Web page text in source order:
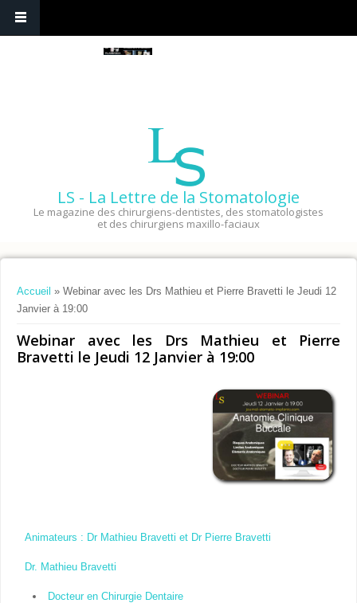
LS - La Lettre de la Stomatologie
Le magazine des chirurgiens-dentistes, des stomatologistes
et des chirurgiens maxillo-faciaux
Vous êtes ici
Accueil » Webinar avec les Drs Mathieu et Pierre Bravetti le Jeudi 12
Janvier à 19:00
Webinar avec les Drs Mathieu et Pierre
Bravetti le Jeudi 12 Janvier à 19:00
Animateurs : Dr Mathieu Bravetti et Dr Pierre Bravetti
Dr. Mathieu Bravetti
Docteur en Chirurgie Dentaire